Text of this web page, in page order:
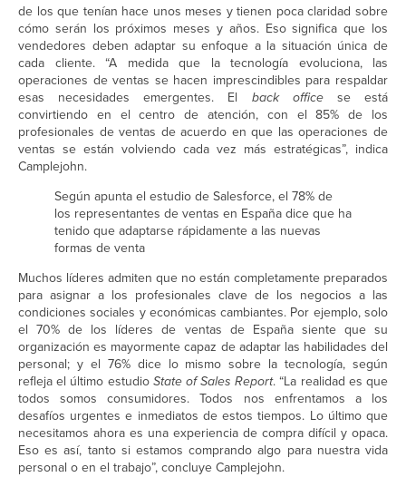
de los que tenían hace unos meses y tienen poca claridad sobre
cómo serán los próximos meses y años. Eso significa que los
vendedores deben adaptar su enfoque a la situación única de
cada cliente. “A medida que la tecnología evoluciona, las
operaciones de ventas se hacen imprescindibles para respaldar
esas necesidades emergentes. El back officese está
convirtiendo en el centro de atención, con el 85% de los
profesionales de ventas de acuerdo en que las operaciones de
ventas se están volviendo cada vez más estratégicas”, indica
Camplejohn.
Según apunta el estudio de Salesforce, el 78% de
los representantes de ventas en España dice que ha
tenido que adaptarse rápidamente a las nuevas
formas de venta
Muchos líderes admiten que no están completamente preparados
para asignar a los profesionales clave de los negocios a las
condiciones sociales y económicas cambiantes. Por ejemplo, solo
el 70% de los líderes de ventas de España siente que su
organización es mayormente capaz de adaptar las habilidades del
personal; y el 76% dice lo mismo sobre la tecnología, según
refleja el último estudioState of Sales Report. “La realidad es que
todos somos consumidores. Todos nos enfrentamos a los
desafíos urgentes e inmediatos de estos tiempos. Lo último que
necesitamos ahora es una experiencia de compra difícil y opaca.
Eso es así, tanto si estamos comprando algo para nuestra vida
personal o en el trabajo”, concluye Camplejohn.